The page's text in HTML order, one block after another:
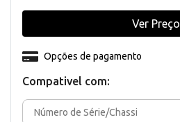
Compativel com:
Opções de pagamento
Ver Preço